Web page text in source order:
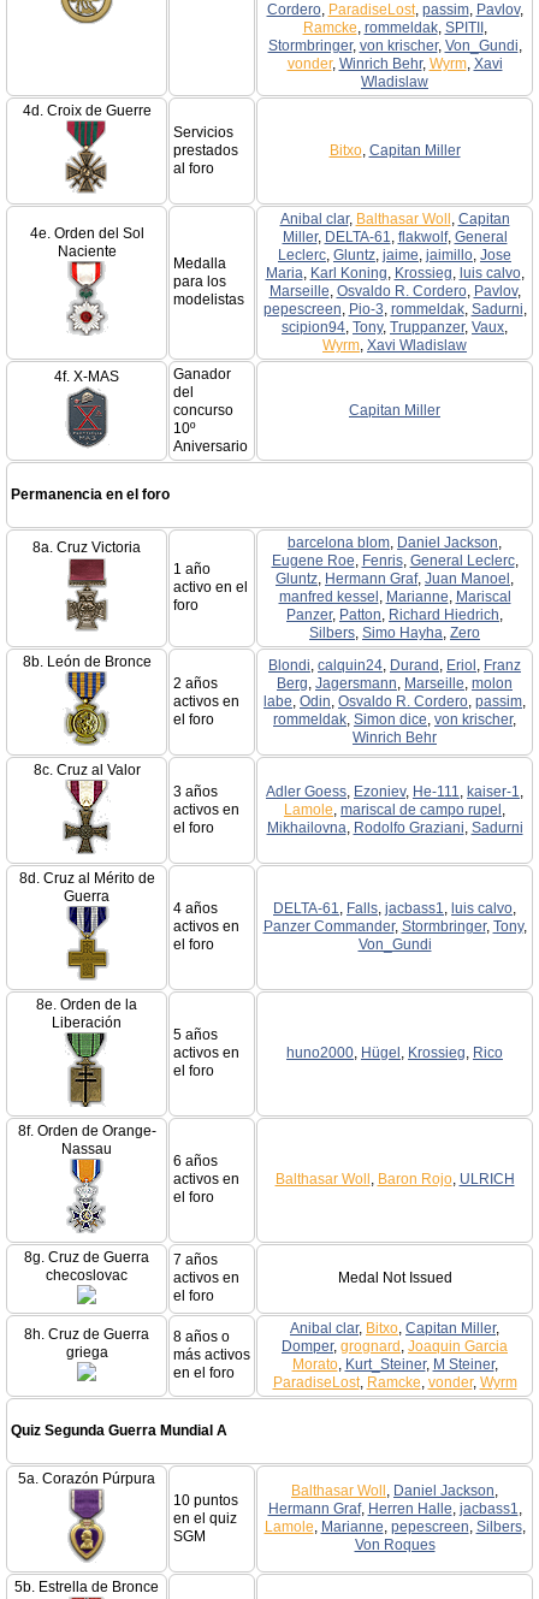
Cordero, ParadiseLost, passim, Pavlov,
Ramcke, rommeldak, SPITII ,
Stormbringer, von krischer, Von_Gundi,
vonder, Winrich Behr, Wyrm, Xavi
Wladislaw
4d. Croix de Guerre
Servicios
prestados
al foro
Bitxo, Capitan Miller
4e. Orden del Sol
Naciente
Medalla
para los
modelistas
Anibal clar, Balthasar Woll , Capitan
Miller, DELTA-61, flakwolf, General
Leclerc, Gluntz, jaime, jaimillo, Jose
Maria, Karl Koning, Krossieg, luis calvo,
Marseille, Osvaldo R. Cordero, Pavlov,
pepescreen, Pio-3, rommeldak, Sadurni,
scipion94, Tony, Truppanzer, Vaux,
Wyrm, Xavi Wladislaw
4f. X-MAS
Ganador
del
concurso
10º
Aniversario
Capitan Miller
Permanencia en el foro
8a. Cruz Victoria
1 año
activo en el
foro
barcelona blom, Daniel Jackson,
Eugene Roe, Fenris, General Leclerc,
Gluntz, Hermann Graf, Juan Manoel ,
manfred kessel , Marianne, Mariscal
Panzer, Patton, Richard Hiedrich,
Silbers, Simo Hayha, Zero
8b. León de Bronce
2 años
activos en
el foro
Blondi, calquin24, Durand , Eriol , Franz
Berg, Jagersmann, Marseille, molon
labe, Odin, Osvaldo R. Cordero, passim,
rommeldak, Simon dice, von krischer,
Winrich Behr
8c. Cruz al Valor
3 años
activos en
el foro
Adler Goess, Ezoniev, He-111, kaiser-1,
Lamole, mariscal de campo rupel ,
Mikhailovna, Rodolfo Graziani, Sadurni
8d. Cruz al Mérito de
Guerra
4 años
activos en
el foro
DELTA-61, Falls, jacbass1, luis calvo,
Panzer Commander, Stormbringer, Tony,
Von_Gundi
8e. Orden de la
Liberación
5 años
activos en
el foro
huno2000, Hügel , Krossieg, Rico
8f. Orden de Orange-
Nassau
6 años
activos en
el foro
Balthasar Woll , Baron Rojo, ULRICH
8g. Cruz de Guerra
checoslovac
7 años
activos en
el foro
Medal Not Issued
8h. Cruz de Guerra
griega
8 años o
más activos
en el foro
Anibal clar, Bitxo, Capitan Miller,
Domper, grognard , Joaquin Garcia
Morato, Kurt_Steiner, M Steiner,
ParadiseLost, Ramcke, vonder, Wyrm
Quiz Segunda Guerra Mundial A
5a. Corazón Púrpura
10 puntos
en el quiz
SGM
Balthasar Woll , Daniel Jackson,
Hermann Graf, Herren Halle, jacbass1,
Lamole, Marianne, pepescreen, Silbers,
Von Roques
5b. Estrella de Bronce